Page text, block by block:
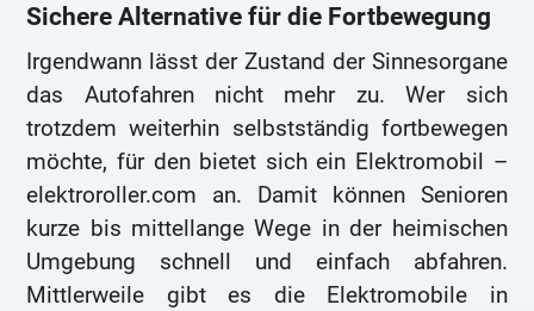
Sichere Alternative für die Fortbewegung
Irgendwann lässt der Zustand der Sinnesorgane
das Autofahren nicht mehr zu. Wer sich
trotzdem weiterhin selbstständig fortbewegen
möchte, für den bietet sich ein Elektromobil –
elektroroller.com an. Damit können Senioren
kurze bis mittellange Wege in der heimischen
Umgebung schnell und einfach abfahren.
Mittlerweile gibt es die Elektromobile in